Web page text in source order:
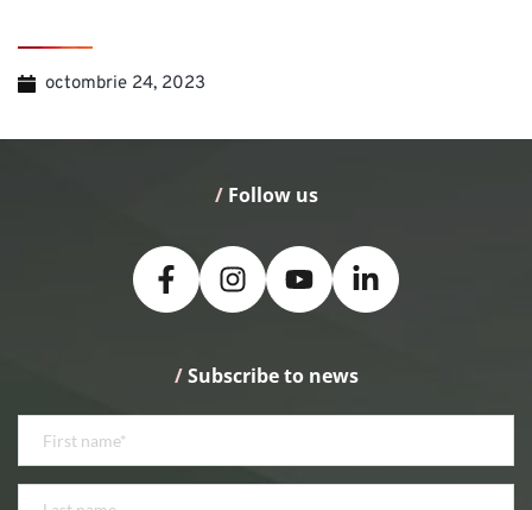
octombrie 24, 2023
/ Follow us
/ Subscribe to news